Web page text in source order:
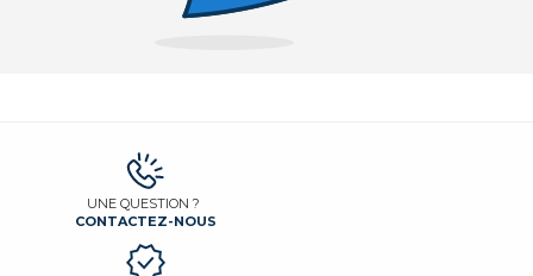
UNE QUESTION ?
CONTACTEZ-NOUS